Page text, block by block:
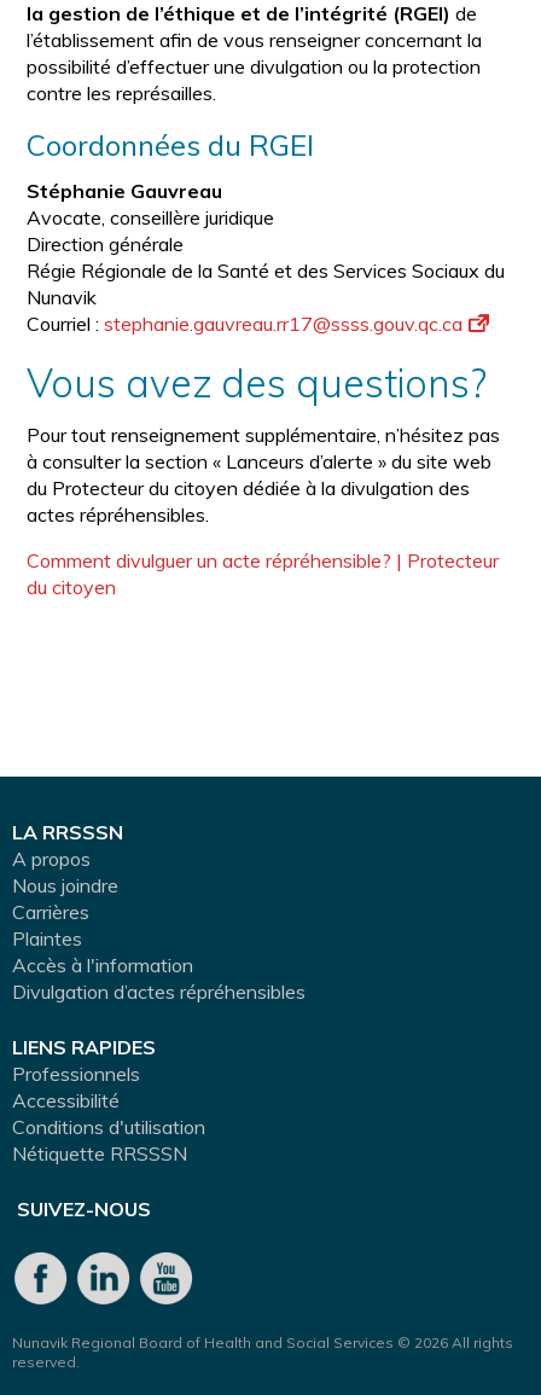
la gestion de l’éthique et de l’intégrité (RGEI) de
l’établissement afin de vous renseigner concernant la
possibilité d’effectuer une divulgation ou la protection
contre les représailles.
Coordonnées du RGEI
Stéphanie Gauvreau
Avocate, conseillère juridique
Direction générale
Régie Régionale de la Santé et des Services Sociaux du
Nunavik
Courriel :stephanie.gauvreau­.rr17@ssss.gouv.qc.ca
Vous avez des questions?
Pour tout renseignement supplémentaire, n’hésitez pas
à consulter la section « Lanceurs d’alerte » du site web
du Protecteur du citoyen dédiée à la divulgation des
actes répréhensibles.
Comment divulguer un acte répréhensible? | Protecteur
du citoyen
LA RRSSSN
A propos
Nous joindre
Carrières
Plaintes
Accès à l'information
Divulgation d’actes répréhensibles
LIENS RAPIDES
Professionnels
Accessibilité
Conditions d'utilisation
Nétiquette RRSSSN
SUIVEZ-NOUS
Nunavik Regional Board of Health and Social Services © 2026 All rights
reserved.